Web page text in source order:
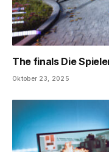
The finals Die
Oktober 23, 2025